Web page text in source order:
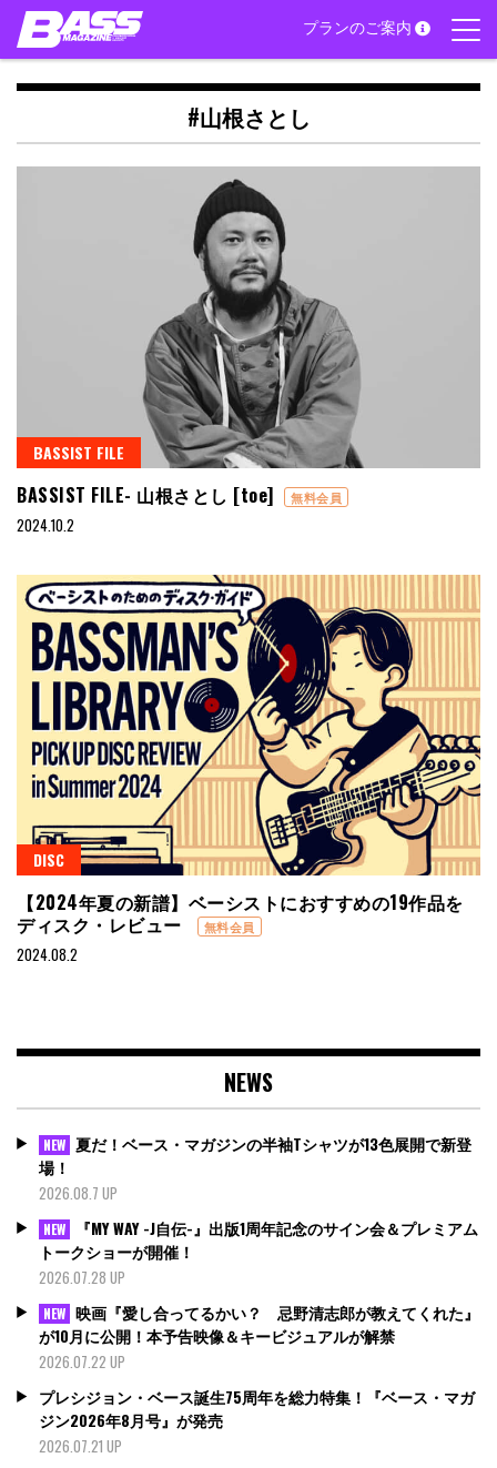
Skip
content
プランのご案内
#山根さとし
BASSIST FILE
BASSIST FILE- 山根さとし [toe] 無料会員
2024.10.2
DISC
【2024年夏の新譜】ベーシストにおすすめの19作品を
ディスク・レビュー
無料会員
2024.08.2
NEWS
NEW 夏だ！ベース・マガジンの半袖Tシャツが13色展開で新登
場！
2026.08.7 UP
NEW
『MY WAY -J自伝-』出版1周年記念のサイン会＆プレミアム
トークショーが開催！
2026.07.28 UP
NEW 映画『愛し合ってるかい？ 忌野清志郎が教えてくれた』
が10月に公開！本予告映像＆キービジュアルが解禁
2026.07.22 UP
プレシジョン・ベース誕生75周年を総力特集！『ベース・マガ
ジン2026年8月号』が発売
2026.07.21 UP